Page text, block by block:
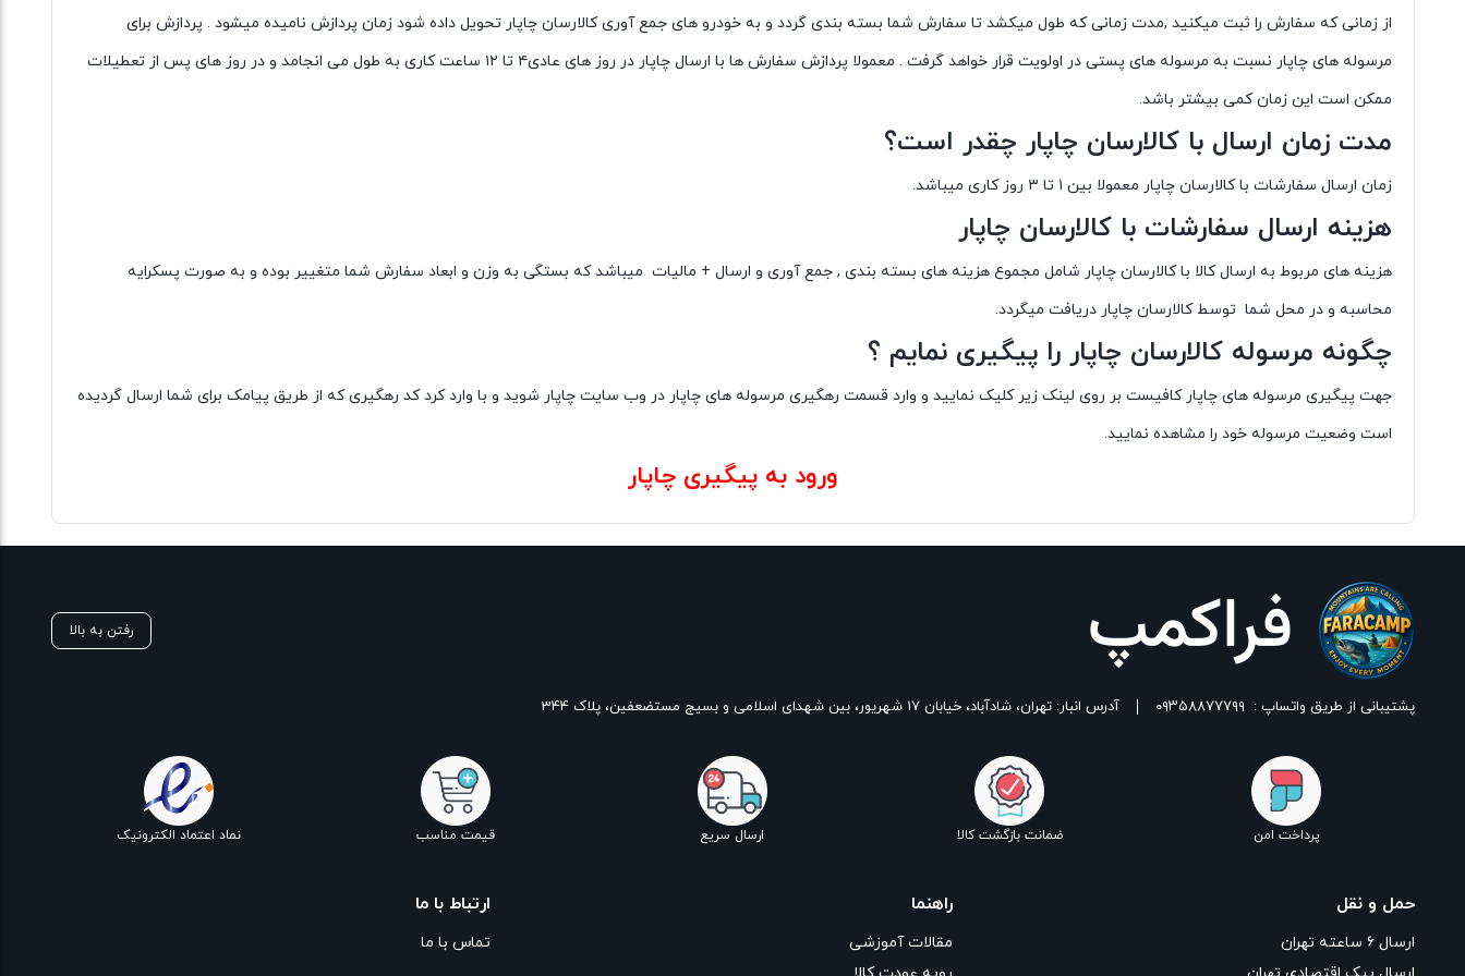
از زمانی که سفارش را ثبت میکنید ,مدت زمانی که طول میکشد تا سفارش شما بسته بندی گردد و به خودرو های جمع آوری کالارسان چاپار تحویل داده شود زمان پردازش نامیده میشود . پردازش برای
مرسوله های چاپار نسبت به مرسوله های پستی در اولویت قرار خواهد گرفت . معمولا پردازش سفارش ها با ارسال چاپار در روز های عادی۴ تا ۱۲ ساعت کاری به طول می انجامد و در روز های پس از تعطیلات
ممکن است این زمان کمی بیشتر باشد.
مدت زمان ارسال با کالارسان چاپار چقدر است؟
زمان ارسال سفارشات با کالارسان چاپار معمولا بین ۱ تا ۳ روز کاری میباشد.
هزینه ارسال سفارشات باکالارسان چاپار
هزینه های مربوط به ارسال کالا با کالارسان چاپار شامل مجموع هزینه های بسته بندی , جمع آوری و ارسال + مالیات میباشد که بستگی به وزن و ابعاد سفارش شما متغییر بوده و به صورت پسکرایه
محاسبه و در محل شما توسط کالارسان چاپار دریافت میگردد.
چگونه مرسولهکالارسان چاپاررا پیگیری نمایم ؟
جهت پیگیری مرسوله های چاپار کافیست بر روی لینک زیر کلیک نمایید و وارد قسمت رهگیری مرسوله های چاپار در وب سایت چاپار شوید و با وارد کرد کد رهگیری که از طریق پیامک برای شما ارسال گردیده
است وضعیت مرسوله خود را مشاهده نمایید.
ورود به پیگیری چاپار
رفتن به بالا
پشتیبانی از طریق واتساپ :۰۹۳۵۸۸۷۷۷۹۹ آدرس انبار: تهران، شادآباد، خیابان ١٧ شهریور، بین شهدای اسلامی و بسیج مستضعفین، پلاک 344
پرداخت امن ضمانت بازگشت کالا ارسال سریع قیمت مناسب نماد اعتماد الکترونیک
حمل و نقل
ارسال ۶ ساعته تهران
راهنما
مقالات آموزشی
ارتباط با ما
تماس با ما